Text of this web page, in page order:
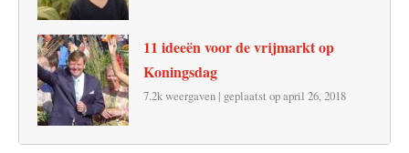
11 ideeën voor de vrijmarkt op
Koningsdag
7.2k weergaven | geplaatst op april 26, 2018